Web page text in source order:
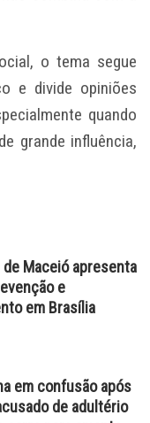
o tema segue
e divide opiniões
quando
grande influência,
de Maceió apresenta
e
em Brasília
em confusão após
de adultério